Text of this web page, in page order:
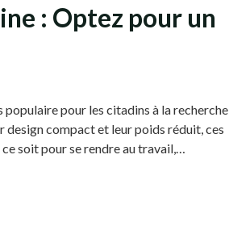
: Optez pour un
populaire pour les citadins à la recherche
design compact et leur poids réduit, ces
soit pour se rendre au travail,…